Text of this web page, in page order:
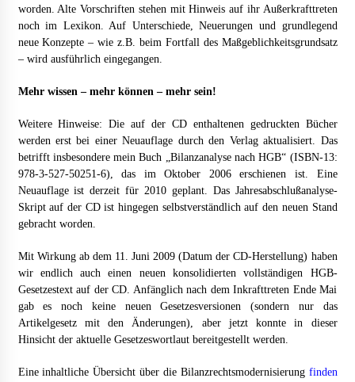
Schuldnerberatung: So gewinnen Sie wieder Kontrolle über
Ihre Finanzen
3 Monaten ago
1. Bestandsmanagement: Den Überblick behalten
Finde dein perfektes Namensschild » für deine Eingangstür
bei Otypo
3 Monaten ago
Kündigung wissen sollten
5 Monaten ago
Mietverwaltung in Karlsruhe: Zuverlässige
Immobilienbetreuung
5 Monaten ago
worden. Alte Vorschriften stehen mit Hinweis auf ihr Außerkrafttreten
noch im Lexikon. Auf Unterschiede, Neuerungen und grundlegend
neue Konzepte – wie z.B. beim Fortfall des Maßgeblichkeitsgrundsatz
– wird ausführlich eingegangen.
Mehr wissen – mehr können – mehr sein!
Weitere Hinweise: Die auf der CD enthaltenen gedruckten Bücher
werden erst bei einer Neuauflage durch den Verlag aktualisiert. Das
betrifft insbesondere mein Buch „Bilanzanalyse nach HGB“ (ISBN-13:
978-3-527-50251-6), das im Oktober 2006 erschienen ist. Eine
Neuauflage ist derzeit für 2010 geplant. Das Jahresabschlußanalyse-
Skript auf der CD ist hingegen selbstverständlich auf den neuen Stand
gebracht worden.
Mit Wirkung ab dem 11. Juni 2009 (Datum der CD-Herstellung) haben
wir endlich auch einen neuen konsolidierten vollständigen HGB-
Gesetzestext auf der CD. Anfänglich nach dem Inkrafttreten Ende Mai
gab es noch keine neuen Gesetzesversionen (sondern nur das
Artikelgesetz mit den Änderungen), aber jetzt konnte in dieser
Hinsicht der aktuelle Gesetzeswortlaut bereitgestellt werden.
Eine inhaltliche Übersicht über die Bilanzrechtsmodernisierung finden